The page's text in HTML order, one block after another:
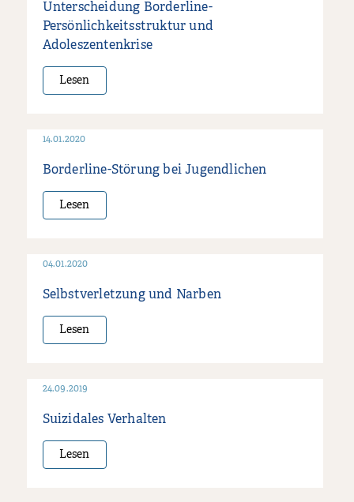
Unterscheidung Borderline-
Persönlichkeitsstruktur und
Adoleszentenkrise
Lesen
14.01.2020
Borderline-Störung bei Jugendlichen
Lesen
04.01.2020
Selbstverletzung und Narben
Lesen
24.09.2019
Suizidales Verhalten
Lesen